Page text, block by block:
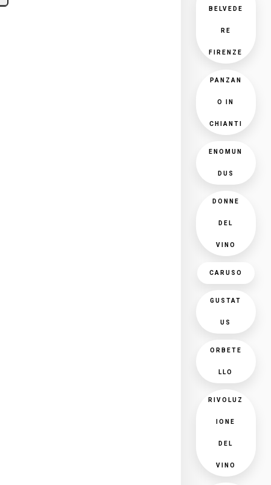
BELVEDE
RE
FIRENZE
PANZAN
O IN
CHIANTI
ENOMUN
DUS
DONNE
DEL
VINO
CARUSO
GUSTAT
US
ORBETE
LLO
RIVOLUZ
IONE
DEL
VINO